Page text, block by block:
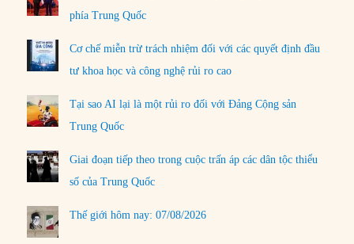
phía Trung Quốc
Cơ chế miễn trừ trách nhiệm đối với các quyết định đầu
tư khoa học và công nghệ rủi ro cao
Tại sao AI lại là một rủi ro đối với Đảng Cộng sản
Trung Quốc
Giai đoạn tiếp theo trong cuộc trấn áp các dân tộc thiểu
số của Trung Quốc
Thế giới hôm nay: 07/08/2026